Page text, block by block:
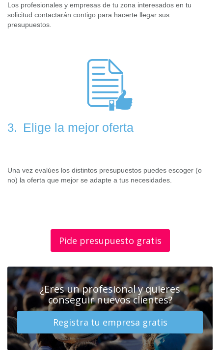
Los profesionales y empresas de tu zona interesados en tu
solicitud contactarán contigo para hacerte llegar sus
presupuestos.
3. Elige la mejor oferta
Una vez evalúes los distintos presupuestos puedes escoger (o
no) la oferta que mejor se adapte a tus necesidades.
Pide presupuesto gratis
¿Eres un profesional y quieres
conseguir nuevos clientes?
Registra tu empresa gratis